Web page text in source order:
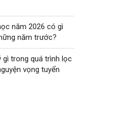
năm 2026 có gì
năm trước?
gì trong quá trình lọc
vọng tuyển